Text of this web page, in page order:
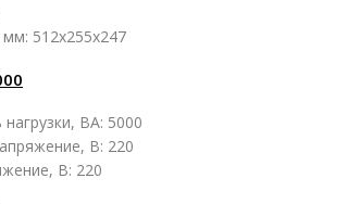
512x255x247
ВА: 5000
В: 220
В: 220